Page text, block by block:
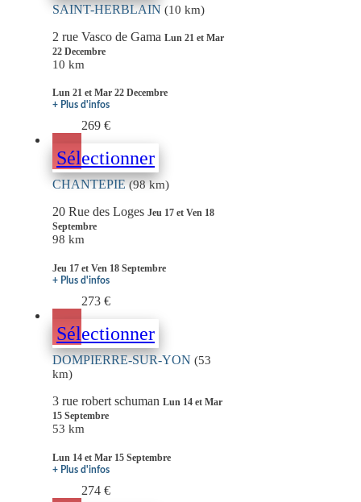
SAINT-HERBLAIN (10 km)
2 rue Vasco de Gama Lun 21 et Mar
22 Decembre
10 km
Lun 21 et Mar 22 Decembre
+ Plus d'infos
269 €
Sélectionner
CHANTEPIE(98 km)
20 Rue des Loges Jeu 17 et Ven 18
Septembre
98 km
Jeu 17 et Ven 18 Septembre
+ Plus d'infos
273 €
Sélectionner
DOMPIERRE-SUR-YON (53
km)
3 rue robert schuman Lun 14 et Mar
15 Septembre
53 km
Lun 14 et Mar 15 Septembre
+ Plus d'infos
274 €